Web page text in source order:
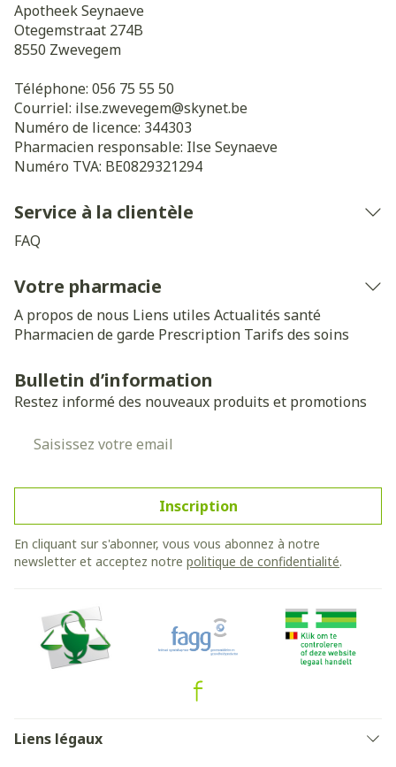
Apotheek Seynaeve
Otegemstraat 274B
8550 Zwevegem
Téléphone: 056 75 55 50
Courriel: ilse.zwevegem@skynet.be
Numéro de licence: 344303
Pharmacien responsable: Ilse Seynaeve
Numéro TVA: BE0829321294
Service à la clientèle
FAQ
Votre pharmacie
A propos de nous Liens utiles Actualités santé
Pharmacien de garde Prescription Tarifs des soins
Bulletin d’information
Restez informé des nouveaux produits et promotions
Inscription
En cliquant sur s'abonner, vous vous abonnez à notre
newsletter et acceptez notre politique de confidentialité.
Liens légaux